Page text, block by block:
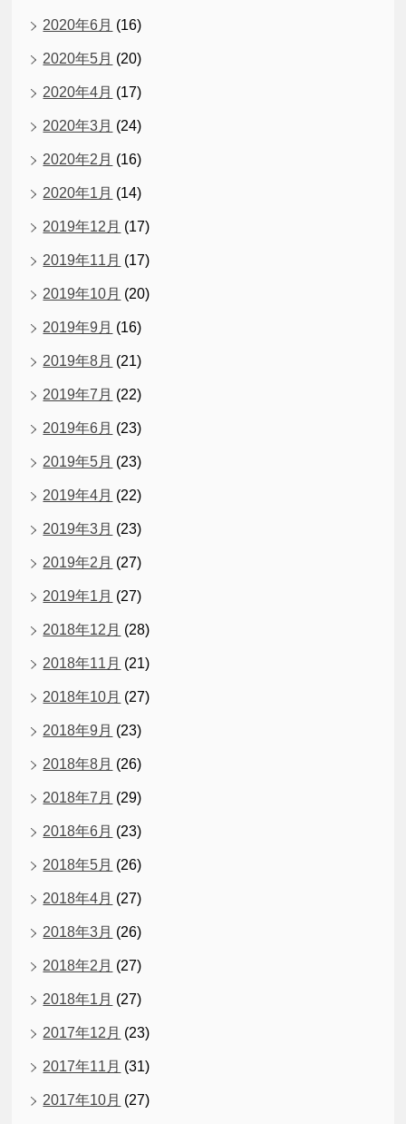
2020年6月 (16)
2020年5月 (20)
2020年4月 (17)
2020年3月 (24)
2020年2月 (16)
2020年1月 (14)
2019年12月 (17)
2019年11月 (17)
2019年10月 (20)
2019年9月 (16)
2019年8月 (21)
2019年7月 (22)
2019年6月 (23)
2019年5月 (23)
2019年4月 (22)
2019年3月 (23)
2019年2月 (27)
2019年1月 (27)
2018年12月 (28)
2018年11月 (21)
2018年10月 (27)
2018年9月 (23)
2018年8月 (26)
2018年7月 (29)
2018年6月 (23)
2018年5月 (26)
2018年4月 (27)
2018年3月 (26)
2018年2月 (27)
2018年1月 (27)
2017年12月 (23)
2017年11月 (31)
2017年10月 (27)